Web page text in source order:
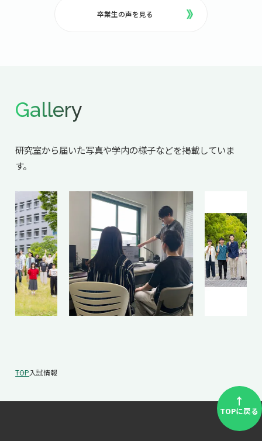
卒業生の声を見る
Gallery
研究室から届いた写真や学内の様子などを掲載していま
す。
TOP入試情報
↑
TOPに戻る